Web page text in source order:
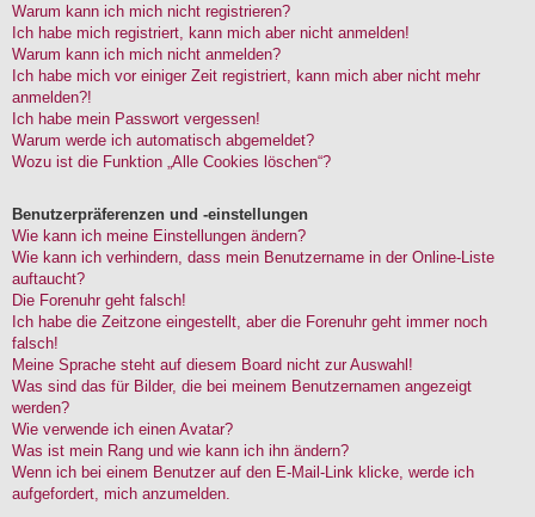
Warum kann ich mich nicht registrieren?
Ich habe mich registriert, kann mich aber nicht anmelden!
Warum kann ich mich nicht anmelden?
Ich habe mich vor einiger Zeit registriert, kann mich aber nicht mehr
anmelden?!
Ich habe mein Passwort vergessen!
Warum werde ich automatisch abgemeldet?
Wozu ist die Funktion „Alle Cookies löschen“?
Benutzerpräferenzen und -einstellungen
Wie kann ich meine Einstellungen ändern?
Wie kann ich verhindern, dass mein Benutzername in der Online-Liste
auftaucht?
Die Forenuhr geht falsch!
Ich habe die Zeitzone eingestellt, aber die Forenuhr geht immer noch
falsch!
Meine Sprache steht auf diesem Board nicht zur Auswahl!
Was sind das für Bilder, die bei meinem Benutzernamen angezeigt
werden?
Wie verwende ich einen Avatar?
Was ist mein Rang und wie kann ich ihn ändern?
Wenn ich bei einem Benutzer auf den E-Mail-Link klicke, werde ich
aufgefordert, mich anzumelden.